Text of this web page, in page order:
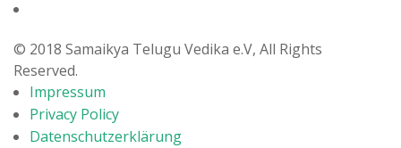
Donations
Life in Germany
Login
© 2018 Samaikya Telugu Vedika e.V, All Rights
Reserved.
Impressum
Privacy Policy
Datenschutzerklärung